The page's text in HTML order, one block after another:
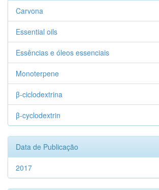
Carvona
Essential oils
Essências e óleos essenciais
Monoterpene
β-ciclodextrina
β-cyclodextrin
Data de Publicação
2017